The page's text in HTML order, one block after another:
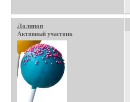
Лолипоп
Активный участник